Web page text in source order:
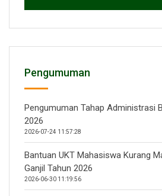
Pengumuman
Pengumuman Tahap Administrasi
2026
2026-07-24 11:57:28
Bantuan UKT Mahasiswa Kurang
Ganjil Tahun 2026
2026-06-30 11:19:56